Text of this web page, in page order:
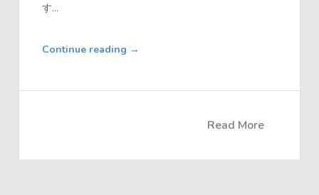
す...
Continue reading →
Read More